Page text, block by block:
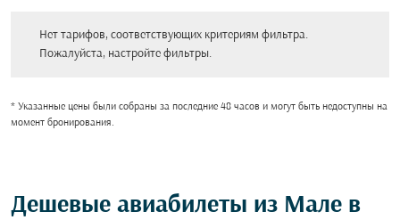
Нет тарифов, соответствующих критериям фильтра.
Пожалуйста, настройте фильтры.
* Указанные цены были собраны за последние 48 часов и могут быть недоступны на
момент бронирования.
Дешевые авиабилеты из Мале в